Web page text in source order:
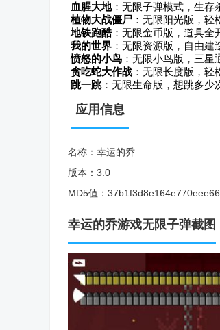
血腥大地：无限子弹模式，生存
植物大战僵尸 ：无限阳光版，轻
地铁跑酷：无限金币版，道具全
我的世界 ：无限资源版，自由建
愤怒的小鸟 ：无限小鸟版，三星
贪吃蛇大作战 ：无限长度版，轻
跳一跳：无限生命版，想跳多少
应用信息
名称： 幸运的乔
版本： 3.0
MD5值：
幸运的乔游戏无限子弹截图